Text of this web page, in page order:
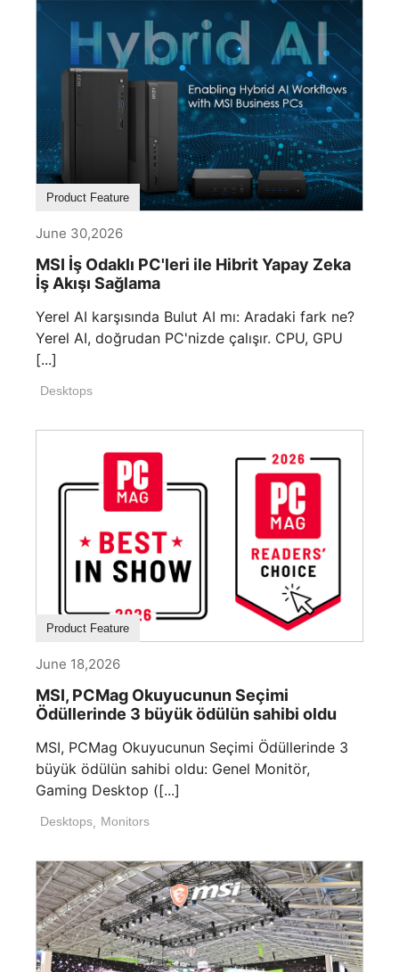
Product Feature
June 30,2026
MSI İş Odaklı PC'leri ile Hibrit Yapay Zeka
İş Akışı Sağlama
Yerel AI karşısında Bulut AI mı: Aradaki fark ne?
Yerel AI, doğrudan PC'nizde çalışır. CPU, GPU
[...]
Desktops
Product Feature
June 18,2026
MSI, PCMag Okuyucunun Seçimi
Ödüllerinde 3 büyük ödülün sahibi oldu
MSI, PCMag Okuyucunun Seçimi Ödüllerinde 3
büyük ödülün sahibi oldu: Genel Monitör,
Gaming Desktop ([...]
Desktops, Monitors